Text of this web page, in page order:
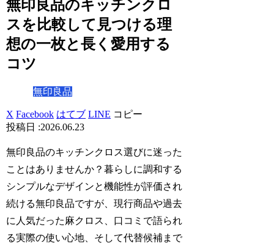
無印良品のキッチンクロ
スを比較して見つける理
想の一枚と長く愛用する
コツ
無印良品
X Facebook はてブ LINE コピー
2026.06.23
無印良品のキッチンクロス選びに迷った
ことはありませんか？暮らしに調和する
シンプルなデザインと機能性が評価され
続ける無印良品ですが、現行商品や過去
に人気だった麻クロス、口コミで語られ
る実際の使い心地、そして代替候補まで